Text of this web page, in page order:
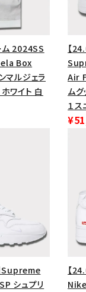
カテゴリーから
2024SS
Box
マルジェラ
ワイト 白
【
Air
ムグ
１
Supreme
シュプリ
【